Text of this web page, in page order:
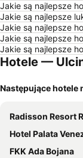
Jakie są najlepsze
Jakie są najlepsze
Jakie są najlepsze
Jakie są najlepsze
Jakie są najlepsze
Hotele —
Następujące hotele
Radisson Resort
Hotel Palata
FKK Ada Bojana